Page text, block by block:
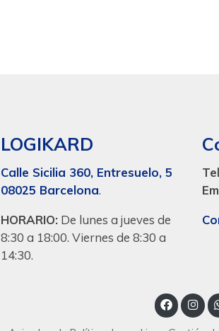
LOGIKARD
Calle Sicilia 360, Entresuelo, 5
08025 Barcelona.
HORARIO: De lunes a jueves de
8:30 a 18:00. Viernes de 8:30 a
14:30.